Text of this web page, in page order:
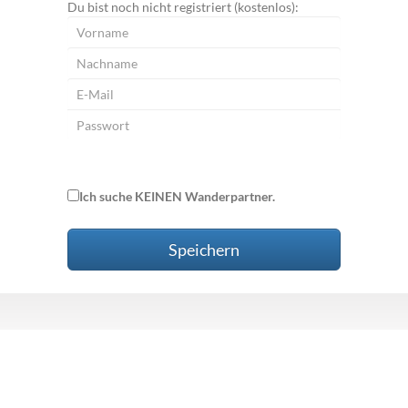
Du bist noch nicht registriert (kostenlos):
Ich suche KEINEN Wanderpartner.
Speichern